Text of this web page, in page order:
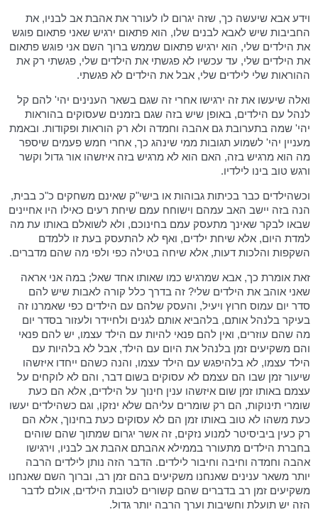
וידע אבא שיעשה כך, שזה יגרום לו לעורר את אהבת אב לבניו, את
החביבות שיש לאבא לבנים שלו, הוא פתאום ירגיש שאני פתאום פוגש
את הילדים שלי, הוא ירגיש פתאום שממש ברוך השם אני פוגש פתאום
את הילדים שלי, עד עכשיו לא פגשתי את הילדים שלי, פגשתי רק את
ההוראות שלי לילדים שלי, אבל את הילדים לא פגשתי.
ואלה שיעשו את זה ירגישו אחרי זה שגם בשאר הענינים יהי' להם קל
לנהל עם הילדים, באופן שיש בזה שגם בזמנים שעסוקים בהוראות
יהי' שמה בתערובת גם אהבה וחמדה ולא רק הוראות ופקודות. ובאמת
מעניין יהי' לשמוע תגובות ממי שינהג כך, אחרי חמש פעמים שיספר
מה הוא מרגיש בזה, האם הוא לא מרגיש בזה איזשהו אור גדול וקשר
ורגש טוב בינו לילדיו.
וכשהילדים כבר בכיתות גבוהות או בישי"ק שאינם משחקים כ"כ בבית,
הנה בזה יישב האב עמהם וישוחח עמם שיחת רעים כאילו היו אחיינים
שבאו לבקר שאינך מתעסק עמם בחינוכם, ולא לשואלם באותו עת מה
למדת היום, אלא שיחת ילדים, ואף לא להתעסק בעת זו ללמדם
השקפות והלכות דעות, אלא שיחה בטילה כפי ולפי מה שהם מדברים.
זאת אומרת כך, אבא שמרגיש כמו שאותו אחד שאל; במה אני אראה
שאני אוהב את הילדים שלי? זה בדרך כלל קורה לאבות שיש להם
סדר יום עמוס חרוץ ויעיל, והעסק שלהם עם הילדים כפי שאמרנו זה
בעיקר בלנהל אותם, בלהביא אותם לגנים ולחיידר ולעזור בסדר יום
מה שהם עוזרים, ואין להם פנאי להיות עם הילד עצמו, יש להם פנאי
והם משקיעים זמן בלנהל את היום עם הילד, אבל לא בלהיות עם
הילד עצמו, לא בלהיפגש עם הילד עצמו, והנה כשהם ייחדו איזשהו
שיעור זמן שבו הם עצמם לא עסוקים בשום דבר, והם לא לוקחים על
עצמם באותו זמן שום איזשהו ענין חינוך על הילדים, אלא הם כעת
שומרי תינוקות, הם רק שומרים עליהם שלא ינזקו, וגם כשהילדים יעשו
כעת משהו לא טוב באותו זמן הם לא עסוקים כעת בחינוך, אלא הם
רק כעין ביביסיטר למנוע נזקים, זה אשר יגרום שמתוך שהם שוהים
בחברת הילדים מתעורר בממילא אהבתם אהבת אב לבניו, וירגישו
אהבה וחמדה וחיבה וחיבור לילדים. הדבר הזה נותן לילדים הרבה
יותר משאר ענינים שאנחנו משקיעים בהם זמן רב, וברוך השם שאנחנו
משקיעים זמן רב בדברים שהם קשורים לטובת הילדים, אולם לדבר
הזה יש תועלת וחשיבות וערך הרבה יותר גדול.